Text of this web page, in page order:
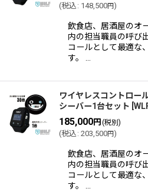
(税込 : 148,500円)
飲食店、居酒屋のオ
内の担当職員の呼び
コールとして最適な
す。 …
ワイヤレスコントロー
シーバー1台セット
185,000円 (税別)
(税込 : 203,500円)
飲食店、居酒屋のオ
内の担当職員の呼び
コールとして最適な
す。 …